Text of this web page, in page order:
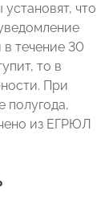
что
течение 30
то в
При
полугода,
из ЕГРЮЛ